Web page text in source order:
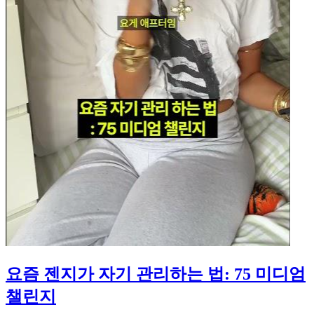
요즘 젠지가 자기 관리하는 법: 75 미디엄
챌린지